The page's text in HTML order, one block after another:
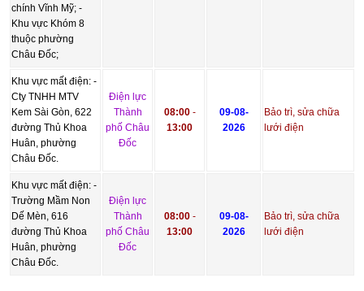
chính Vĩnh Mỹ; -
Khu vực Khóm 8
thuộc phường
Châu Đốc;
Khu vực mất điện: -
Cty TNHH MTV
Kem Sài Gòn, 622
đường Thủ Khoa
Huân, phường
Châu Đốc.
Điện lực
Thành
phố Châu
Đốc
08:00-
13:00
09-08-
2026
Bảo trì, sửa chữa
lưới điện
Khu vực mất điện: -
Trường Mầm Non
Dế Mèn, 616
đường Thủ Khoa
Huân, phường
Châu Đốc.
Điện lực
Thành
phố Châu
Đốc
08:00-
13:00
09-08-
2026
Bảo trì, sửa chữa
lưới điện